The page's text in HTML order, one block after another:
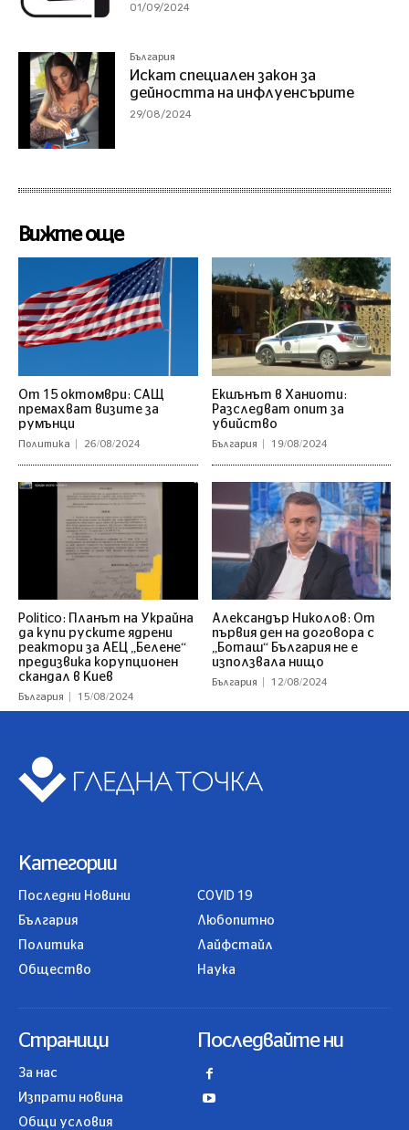
01/09/2024
България
Искат специален закон за
дейността на инфлуенсърите
29/08/2024
Вижте още
От 15 октомври: САЩ
премахват визите за
румънци
Политика 26/08/2024
Екшънът в Ханиоти:
Разследват опит за
убийство
България 19/08/2024
Politico: Планът на Украйна
да купи руските ядрени
реактори за АЕЦ „Белене“
предизвика корупционен
скандал в Киев
България 15/08/2024
Александър Николов: От
първия ден на договора с
„Боташ“ България не е
използвала нищо
България 12/08/2024
Категории
Последни Новини
България
Политика
Общество
COVID 19
Любопитно
Лайфстайл
Наука
Страници
За нас
Изпрати новина
Общи условия
Последвайте ни